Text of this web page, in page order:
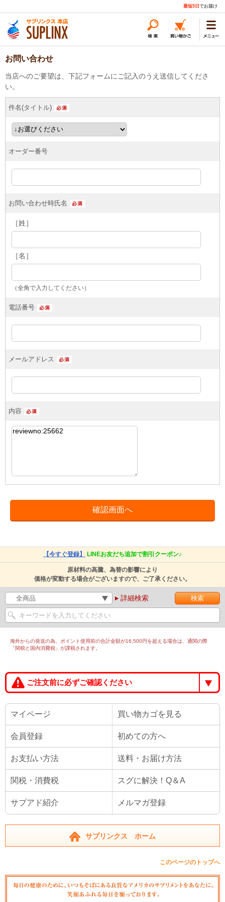
最短5日 でお届け
お問い合わせ
当店へのご要望は、下記フォームにご記入のうえ送信してくださ
い。
件名(タイトル)
オーダー番号
お問い合わせ時氏名
［姓］
［名］
（全角で入力してください）
電話番号
メールアドレス
内容
【今すぐ登録】 LINEお友だち追加で割引クーポン♪
原材料の高騰、為替の影響により
価格が変動する場合がございますので、ご了承ください。
詳細検索
海外からの発送の為、ポイント使用前の合計金額が16,500円を超える場合は、通関の際
「関税と国内消費税」が課税されます。
ご注文前に必ずご確認ください
マイページ 買い物カゴを見る
会員登録 初めての方へ
お支払い方法 送料・お届け方法
関税・消費税 スグに解決！Q＆A
サプアド紹介 メルマガ登録
サプリンクス ホーム
このページのトップへ